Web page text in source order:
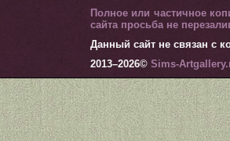
Полное или частичное
сайта просьба не
Данный сайт не связан с
2013–2026© Sims-